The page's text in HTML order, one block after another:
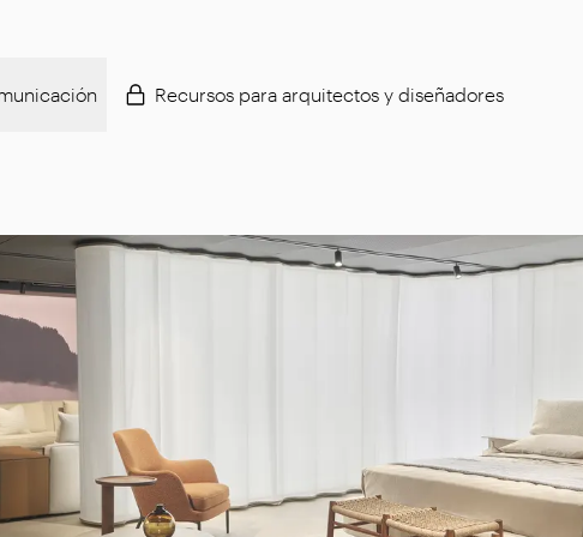
Recursos para arquitectos y diseñadores